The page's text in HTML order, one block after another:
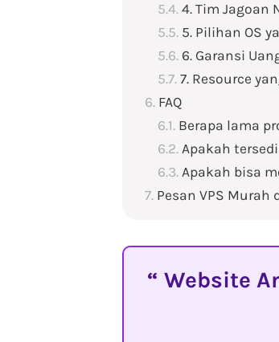
4. Tim Jagoan
5. Pilihan OS
6. Garansi
7. Resource
FAQ
Berapa lama
Apakah
Apakah bisa
Pesan VPS
Website